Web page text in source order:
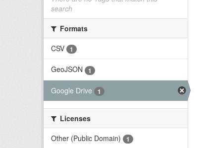
search
Formats
CSV
1
GeoJSON 1
Google Drive 1
Licenses
Other (Public Domain)
1